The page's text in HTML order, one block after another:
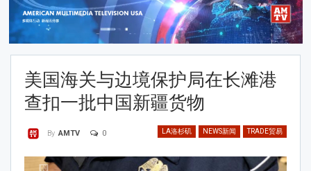
美国海关与边境保护局在长滩港
查扣一批中国新疆货物
LA洛杉矶 NEWS新闻 TRADE贸易
By AMTV 0